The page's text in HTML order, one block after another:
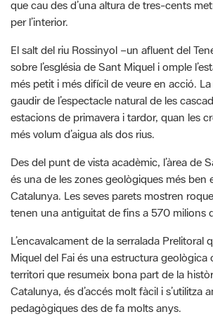
que cau des d’una altura de tres-cents
per l’interior.
El salt del riu Rossinyol –un afluent del
sobre l’església de Sant Miquel i omple
més petit i més difícil de veure en acció.
gaudir de l’espectacle natural de les
estacions de primavera i tardor, quan les
més volum d’aigua als dos rius.
Des del punt de vista acadèmic, l’àrea de
és una de les zones geològiques més ben
Catalunya. Les seves parets mostren
tenen una antiguitat de fins a 570 milions
L’encavalcament de la serralada Prelitoral
Miquel del Fai és una estructura geològica
territori que resumeix bona part de la
Catalunya, és d’accés molt fàcil i s’utilitza
pedagògiques des de fa molts anys.